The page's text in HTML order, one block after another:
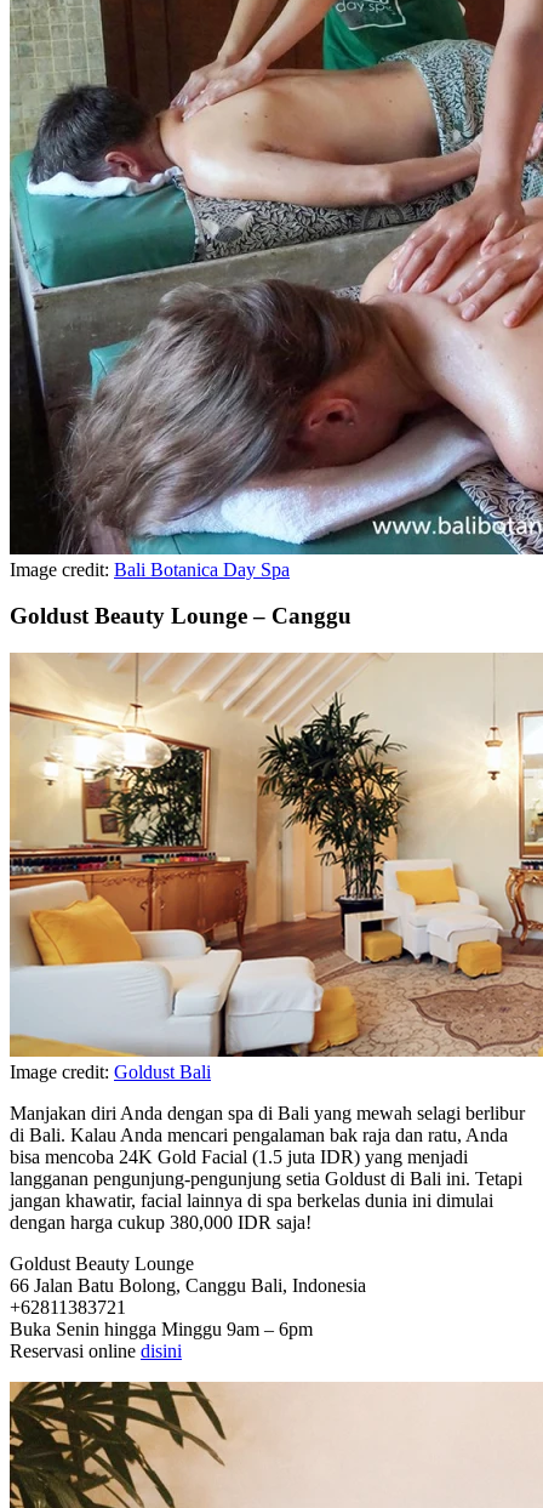
Image credit: Bali Botanica Day Spa
Goldust Beauty Lounge – Canggu
Image credit: Goldust Bali
Manjakan diri Anda dengan spa di Bali yang mewah selagi berlibur
di Bali. Kalau Anda mencari pengalaman bak raja dan ratu, Anda
bisa mencoba 24K Gold Facial (1.5 juta IDR) yang menjadi
langganan pengunjung-pengunjung setia Goldust di Bali ini. Tetapi
jangan khawatir, facial lainnya di spa berkelas dunia ini dimulai
dengan harga cukup 380,000 IDR saja!
Goldust Beauty Lounge
66 Jalan Batu Bolong, Canggu Bali, Indonesia
+62811383721
Buka Senin hingga Minggu 9am – 6pm
Reservasi online disini